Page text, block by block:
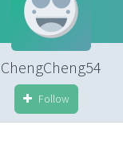
ChengCheng54
Follow